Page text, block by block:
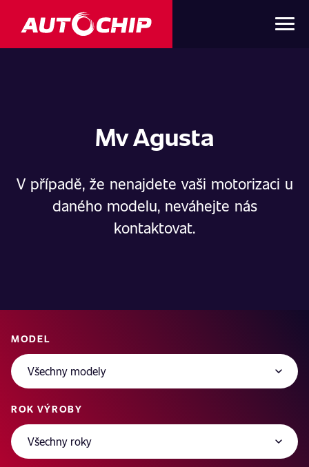
Mv Agusta
V případě, že nenajdete vaši motorizaci u
daného modelu, neváhejte nás
kontaktovat.
MODEL
ROK VÝROBY